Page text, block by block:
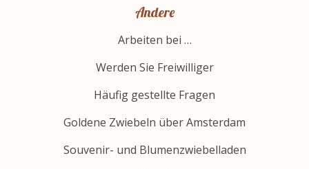
Andere
Arbeiten bei …
Werden Sie Freiwilliger
Häufig gestellte Fragen
Goldene Zwiebeln über Amsterdam
Souvenir- und Blumenzwiebelladen